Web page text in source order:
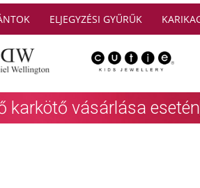
ELJEGYZÉSI GYŰRŰK
és spóroljon További információk